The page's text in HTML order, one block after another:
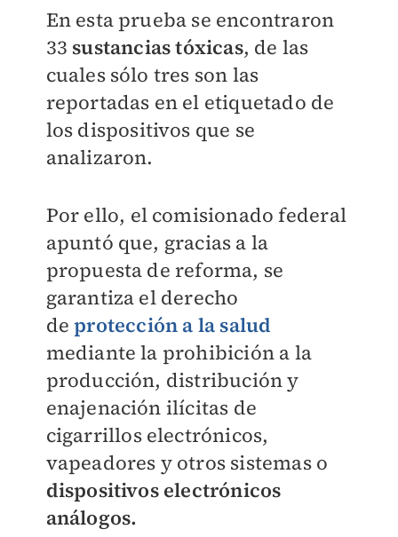
En esta prueba se encontraron
33 sustancias tóxicas, de las
cuales sólo tres son las
reportadas en el etiquetado de
los dispositivos que se
analizaron.
Por ello, el comisionado federal
apuntó que, gracias a la
propuesta de reforma, se
garantiza el derecho
deprotección a la salud
mediante la prohibición a la
producción, distribución y
enajenación ilícitas de
cigarrillos electrónicos,
vapeadores y otros sistemas o
dispositivos electrónicos
análogos.